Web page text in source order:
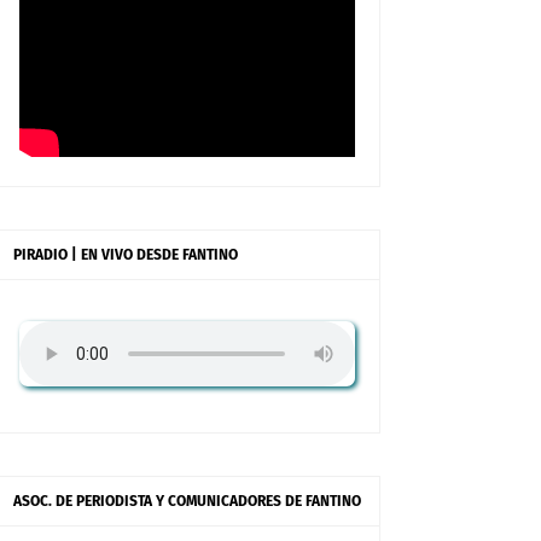
PIRADIO | EN VIVO DESDE FANTINO
ASOC. DE PERIODISTA Y COMUNICADORES DE FANTINO